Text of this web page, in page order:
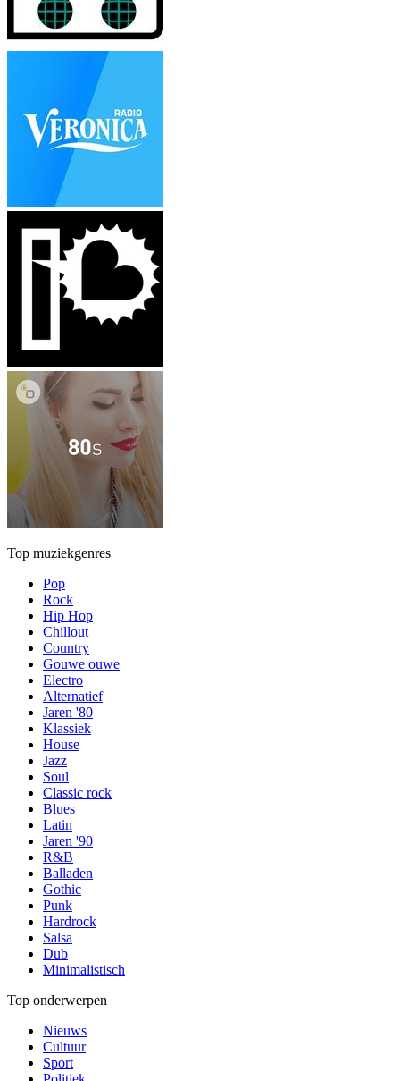
Top muziekgenres
Pop
Rock
Hip Hop
Chillout
Country
Gouwe ouwe
Electro
Alternatief
Jaren '80
Klassiek
House
Jazz
Soul
Classic rock
Blues
Latin
Jaren '90
R&B
Balladen
Gothic
Punk
Hardrock
Salsa
Dub
Minimalistisch
Top onderwerpen
Nieuws
Cultuur
Sport